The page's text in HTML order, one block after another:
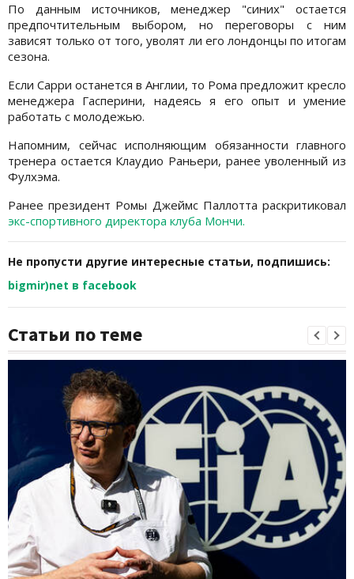
По данным источников, менеджер "синих" остается
предпочтительным выбором, но переговоры с ним
зависят только от того, уволят ли его лондонцы по итогам
сезона.
Если Сарри останется в Англии, то Рома предложит кресло
менеджера Гасперини, надеясь я его опыт и умение
работать с молодежью.
Напомним, сейчас исполняющим обязанности главного
тренера остается Клаудио Раньери, ранее уволенный из
Фулхэма.
Ранее президент Ромы Джеймс Паллотта раскритиковал
экс-спортивного директора клуба Мончи.
Не пропусти другие интересные статьи, подпишись:
bigmir)net в facebook
Статьи по теме